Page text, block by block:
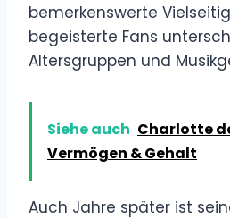
bemerkenswerte
begeisterte Fans
Altersgruppen und
Siehe auch Charlotte
Vermögen & Gehalt
Auch Jahre später ist